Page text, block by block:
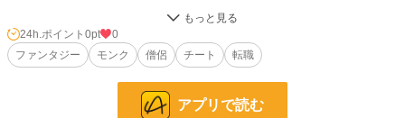
お気に入り
24h.ポイント 0pt
0
ファンタジー
モンク 僧侶 チート 転職
アプリで読む